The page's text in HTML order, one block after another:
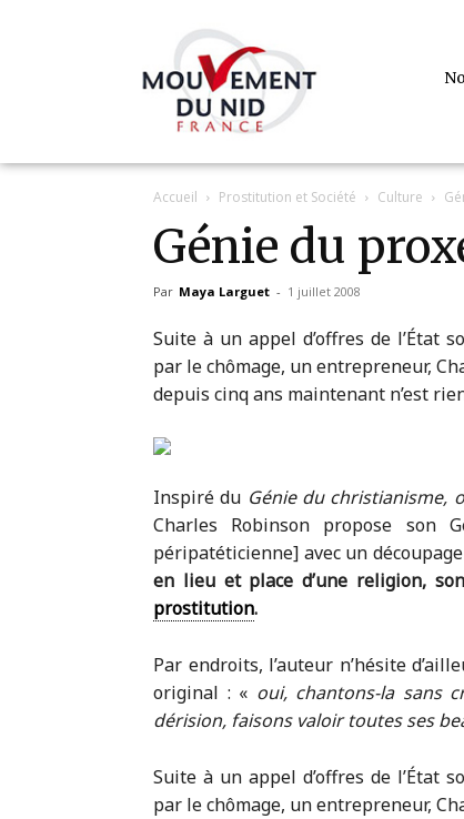
Accueil Prostitution et Société Culture
Génie du
Par Maya Larguet - 1 juillet 2008
Suite à un appel d’offres de l’État
par le chômage, un entrepreneur,
depuis cinq ans maintenant n’est
Inspiré du Génie du christianisme,
Charles Robinson propose son
péripatéticienne] avec un
en lieu et place d’une religion,
prostitution.
Par endroits, l’auteur n’hésite
original : « oui, chantons-la sans
dérision, faisons valoir toutes ses
Suite à un appel d’offres de l’État
par le chômage, un entrepreneur,